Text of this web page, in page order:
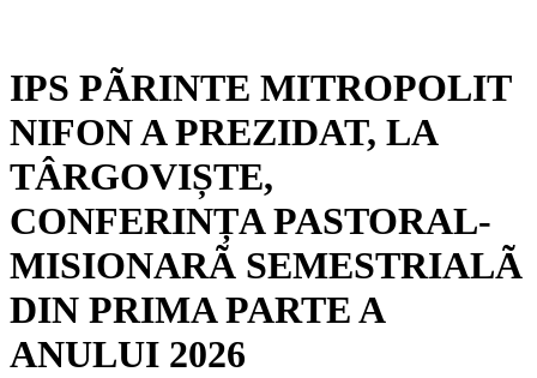
IPS PÃRINTE MITROPOLIT
NIFON A PREZIDAT, LA
TÂRGOVIȘTE,
CONFERINȚA PASTORAL-
MISIONARÃ SEMESTRIALÃ
DIN PRIMA PARTE A
ANULUI 2026